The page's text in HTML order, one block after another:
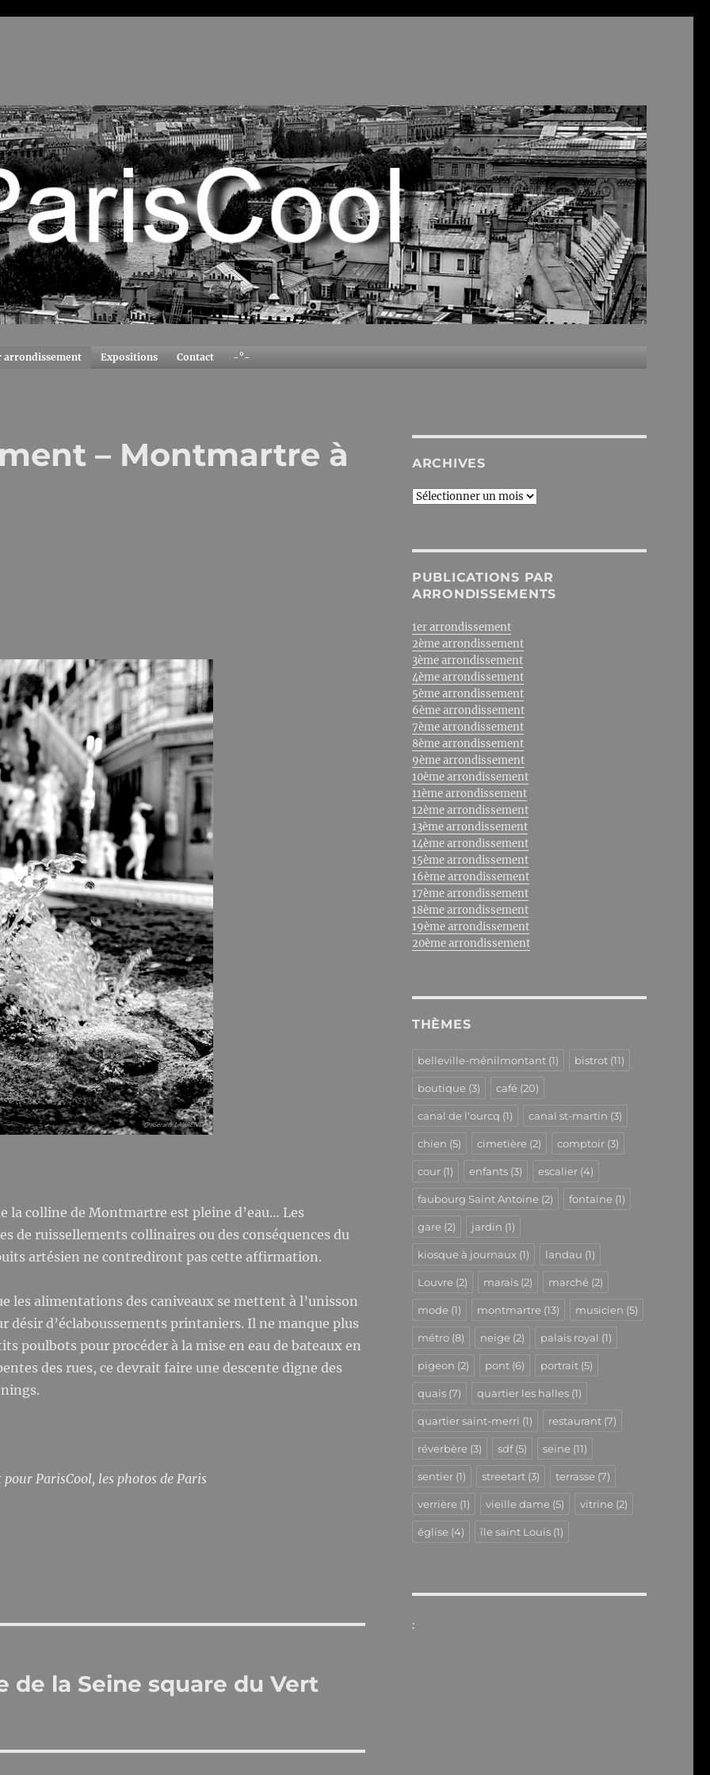
arrondissement Expositions Contact -°-
– Montmartre à
la colline de Montmartre est pleine d’eau… Les
de ruissellements collinaires ou des conséquences du
artésien ne contrediront pas cette affirmation.
les alimentations des caniveaux se mettent à l’unisson
désir d’éclaboussements printaniers. Il ne manque plus
poulbots pour procéder à la mise en eau de bateaux en
des rues, ce devrait faire une descente digne des
ParisCool, les photos de Paris
de la Seine square du Vert
ARCHIVES
Archives
PUBLICATIONS PAR
ARRONDISSEMENTS
1er arrondissement
2ème arrondissement
3ème arrondissement
4ème arrondissement
5ème arrondissement
6ème arrondissement
7ème arrondissement
8ème arrondissement
9ème arrondissement
10ème arrondissement
11ème arrondissement
12ème arrondissement
13ème arrondissement
14ème arrondissement
15ème arrondissement
16ème arrondissement
17ème arrondissement
18ème arrondissement
19ème arrondissement
20ème arrondissement
THÈMES
belleville-ménilmontant(1) bistrot(11)
boutique (3) café (20)
canal de l'ourcq (1) canal st-martin (3)
chien (5) cimetière (2) comptoir(3)
cour(1) enfants(3) escalier(4)
faubourg Saint Antoine (2) fontaine (1)
gare (2) jardin (1)
kiosque à journaux (1) landau (1)
Louvre (2) marais(2) marché (2)
mode (1) montmartre (13) musicien (5)
métro(8) neige (2) palais royal (1)
pigeon (2) pont(6) portrait(5)
quais(7) quartier les halles(1)
quartier saint-merri (1) restaurant(7)
réverbère (3) sdf(5) seine (11)
sentier(1) streetart(3) terrasse (7)
verrière (1) vieille dame (5) vitrine (2)
église (4) île saint Louis(1)
.